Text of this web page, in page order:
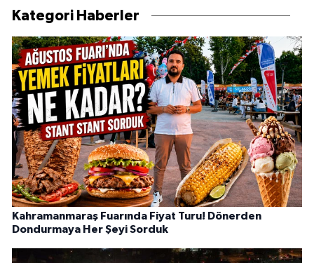
Kategori Haberler
Kahramanmaraş Fuarında Fiyat Turu! Dönerden
Dondurmaya Her Şeyi Sorduk